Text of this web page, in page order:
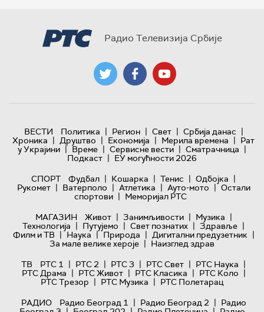
Радио Телевизија Србије
ВЕСТИ Политика | Регион | Свет | Србија данас |
Хроника | Друштво | Економија | Мерила времена | Рат
у Украјини | Време | Сервисне вести | Сматрачница |
Подкаст | ЕУ могућности 2026
СПОРТ
Фудбал | Кошарка | Тенис | Одбојка |
Рукомет | Ватерполо | Атлетика | Ауто-мото | Остали
спортови | Меморијал РТС
МАГАЗИН
Живот | Занимљивости | Музика |
Технологијa | Путујемо | Свет познатих | Здравље |
Филм и ТВ | Наука | Природа | Дигитални предузетник |
За мале велике хероје | Наизглед здрав
ТВ
РТС 1 | РТС 2 | РТС 3 | РТС Свет | РТС Наука |
РТС Драма | РТС Живот | РТС Класика | РТС Коло |
РТС Трезор | РТС Музика | РТС Полетарац
РАДИО
Радио Београд 1 | Радио Београд 2 | Радио